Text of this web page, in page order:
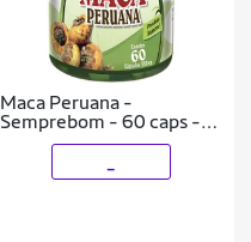
Maca Peruana -
Semprebom - 60 caps -
500 mg